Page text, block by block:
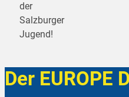
der
Salzburger
Jugend!
Der EUROPE